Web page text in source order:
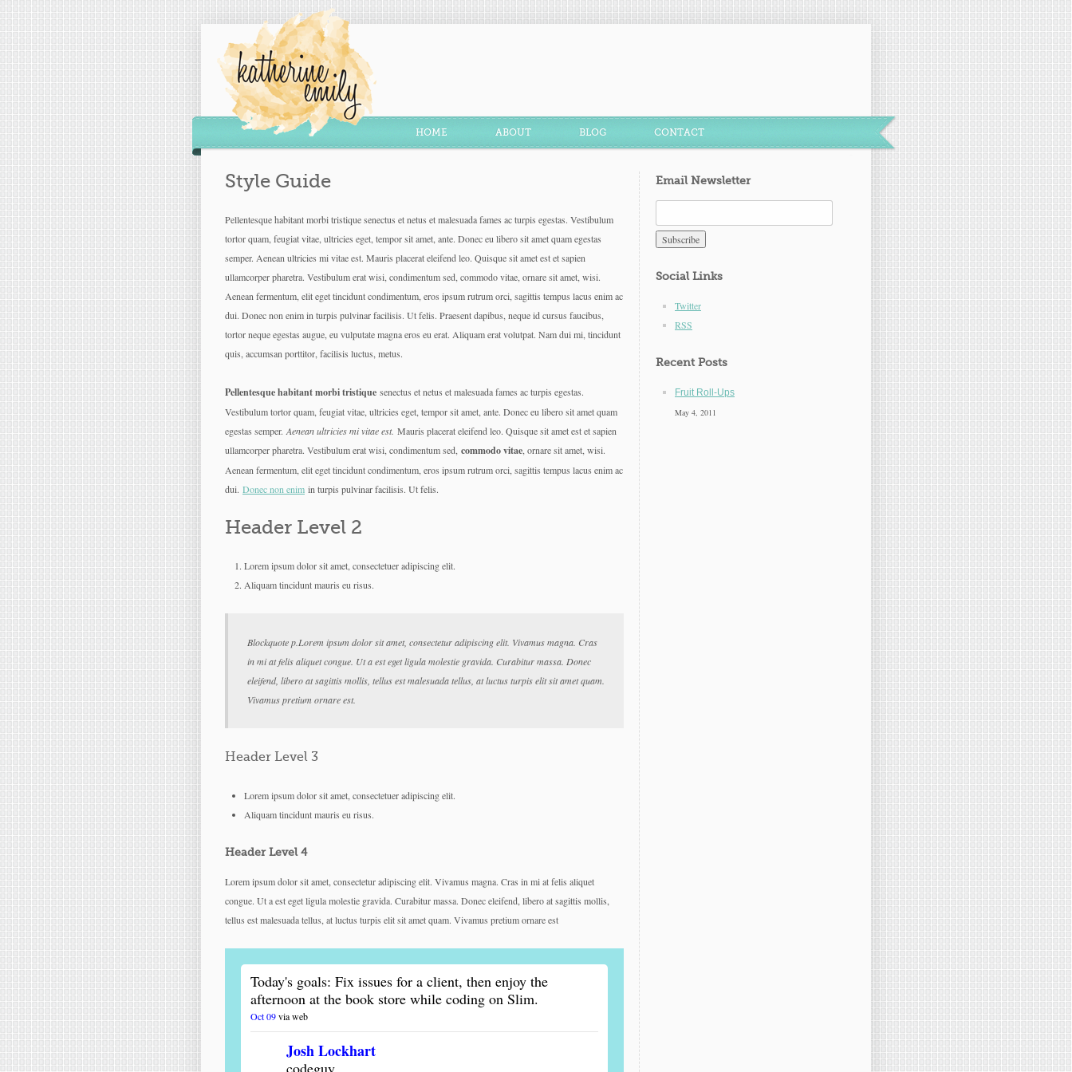
HOME ABOUT BLOG CONTACT
Style Guide
Pellentesque habitant morbi tristique senectus et netus et malesuada fames ac turpis egestas. Vestibulum
tortor quam, feugiat vitae, ultricies eget, tempor sit amet, ante. Donec eu libero sit amet quam egestas
semper. Aenean ultricies mi vitae est. Mauris placerat eleifend leo. Quisque sit amet est et sapien
ullamcorper pharetra. Vestibulum erat wisi, condimentum sed, commodo vitae, ornare sit amet, wisi.
Aenean fermentum, elit eget tincidunt condimentum, eros ipsum rutrum orci, sagittis tempus lacus enim ac
dui. Donec non enim in turpis pulvinar facilisis. Ut felis. Praesent dapibus, neque id cursus faucibus,
tortor neque egestas augue, eu vulputate magna eros eu erat. Aliquam erat volutpat. Nam dui mi, tincidunt
quis, accumsan porttitor, facilisis luctus, metus.
Pellentesque habitant morbi tristique senectus et netus et malesuada fames ac turpis egestas.
Vestibulum tortor quam, feugiat vitae, ultricies eget, tempor sit amet, ante. Donec eu libero sit amet quam
egestas semper. Aenean ultricies mi vitae est. Mauris placerat eleifend leo. Quisque sit amet est et sapien
ullamcorper pharetra. Vestibulum erat wisi, condimentum sed, commodo vitae , ornare sit amet, wisi.
Aenean fermentum, elit eget tincidunt condimentum, eros ipsum rutrum orci, sagittis tempus lacus enim ac
dui. Donec non enim in turpis pulvinar facilisis. Ut felis.
Header Level 2
Lorem ipsum dolor sit amet, consectetuer adipiscing elit.
Aliquam tincidunt mauris eu risus.
Blockquote p.Lorem ipsum dolor sit amet, consectetur adipiscing elit. Vivamus magna. Cras
in mi at felis aliquet congue. Ut a est eget ligula molestie gravida. Curabitur massa. Donec
eleifend, libero at sagittis mollis, tellus est malesuada tellus, at luctus turpis elit sit amet quam.
Vivamus pretium ornare est.
Header Level 3
Lorem ipsum dolor sit amet, consectetuer adipiscing elit.
Aliquam tincidunt mauris eu risus.
Header Level 4
Lorem ipsum dolor sit amet, consectetur adipiscing elit. Vivamus magna. Cras in mi at felis aliquet
congue. Ut a est eget ligula molestie gravida. Curabitur massa. Donec eleifend, libero at sagittis mollis,
tellus est malesuada tellus, at luctus turpis elit sit amet quam. Vivamus pretium ornare est
Today's goals: Fix issues for a client, then enjoy the
afternoon at the book store while coding on Slim.
Oct 09via web
Josh Lockhart
codeguy
Email Newsletter
Social Links
Twitter
RSS
Recent Posts
Fruit Roll-Ups
May 4, 2011